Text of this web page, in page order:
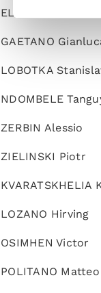
ELMAS Elif
GAETANO
LOBOTKA
NDOMBELE
ZERBIN Alessio
ZIELINSKI Piotr
KVARATSKHELIA
LOZANO Hirving
OSIMHEN Victor
POLITANO Matteo